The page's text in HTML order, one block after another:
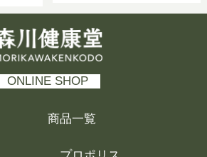
川健康堂 MORIKAWAKENKODO
ONLINE SHOP
商品一覧